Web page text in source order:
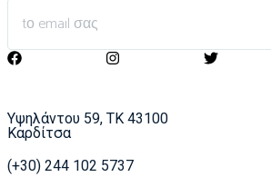
Υψηλάντου 59, ΤΚ 43100
Καρδίτσα
(+30) 244 102 5737